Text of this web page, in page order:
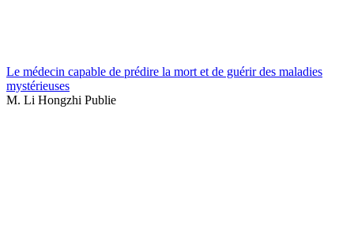
Le médecin capable de prédire la mort et de guérir des maladies
mystérieuses
M. Li Hongzhi Publie